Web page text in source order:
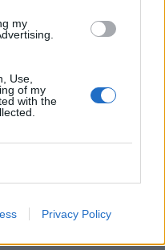
my
Use,
of my
with the
Privacy Policy
zsenialitása
ruhái